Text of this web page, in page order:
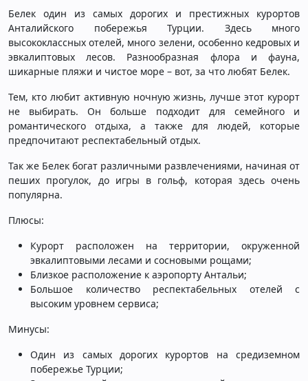
Белек один из самых дорогих и престижных курортов
Анталийского побережья Турции. Здесь много
высококлассных отелей, много зелени, особенно кедровых и
эвкалиптовых лесов. Разнообразная флора и фауна,
шикарные пляжи и чистое море – вот, за что любят Белек.
Тем, кто любит активную ночную жизнь, лучше этот курорт
не выбирать. Он больше подходит для семейного и
романтического отдыха, а также для людей, которые
предпочитают респектабельный отдых.
Так же Белек богат различными развлечениями, начиная от
пеших прогулок, до игры в гольф, которая здесь очень
популярна.
Плюсы:
Курорт расположен на территории, окруженной
эвкалиптовыми лесами и сосновыми рощами;
Близкое расположение к аэропорту Антальи;
Большое количество респектабельных отелей с
высоким уровнем сервиса;
Минусы:
Один из самых дорогих курортов на средиземном
побережье Турции;